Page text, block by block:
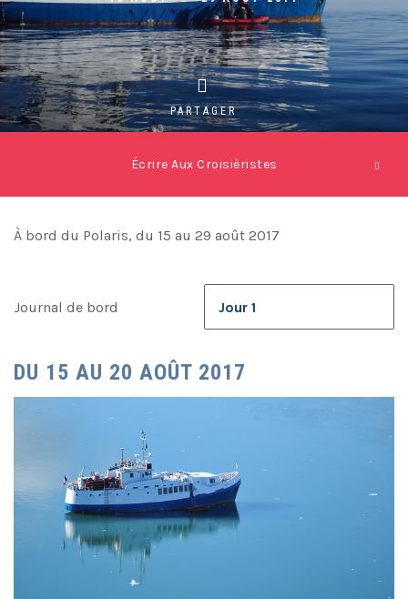
Écrire Aux Croisièristes
PARTAGER
À bord du Polaris, du 15 au 29 août 2017
Journal de bord
DU 15 AU 20 AOÛT 2017